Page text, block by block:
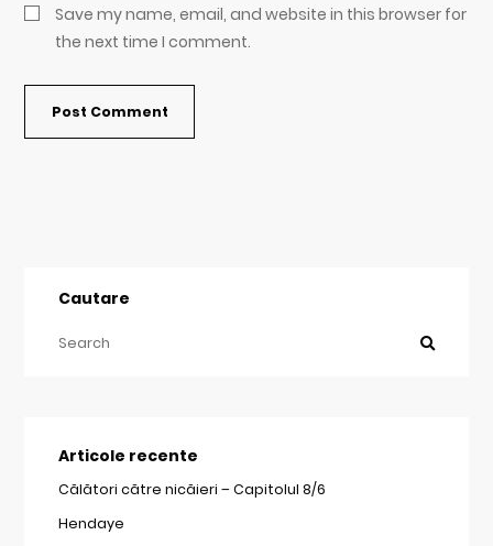
Save my name, email, and website in this browser for
the next time I comment.
Cautare
Articole recente
Călători către nicăieri – Capitolul 8/6
Hendaye